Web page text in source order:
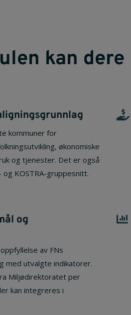
kan dere
kommuner for
økonomiske
og tjenester. Det er også
KOSTRA-gruppesnitt.

og
av FNs
med utvalgte indikatorer.
Miljødirektoratet per
kan integreres i
